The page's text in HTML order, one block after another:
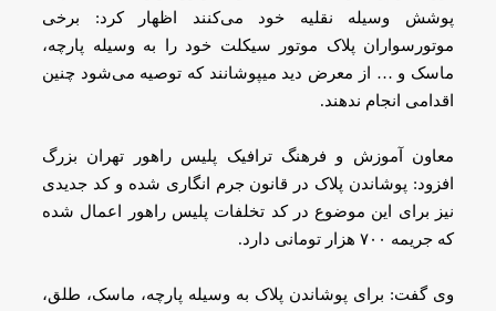
پوشش وسیله نقلیه خود می‌کنند اظهار کرد: برخی
موتورسواران پلاک موتور سیکلت خود را به وسیله پارچه،
ماسک و … از معرض دید میپوشانند که توصیه می‌شود چنین
اقدامی انجام ندهند.
معاون آموزش و فرهنگ ترافیک پلیس راهور تهران بزرگ‌
افزود: پوشاندن پلاک در قانون جرم انگاری شده و کد جدیدی
نیز برای این موضوع در کد تخلفات پلیس راهور اعمال شده
که جریمه ۷۰۰ هزار تومانی دارد.
وی گفت: برای پوشاندن پلاک به وسیله پارچه، ماسک، طلق،